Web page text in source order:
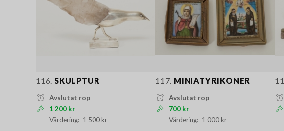
116. SKULPTUR
Avslutat rop
1 200 kr
1 500 kr
117. MINIATYRIKONER
Avslutat rop
700 kr
1 000 kr